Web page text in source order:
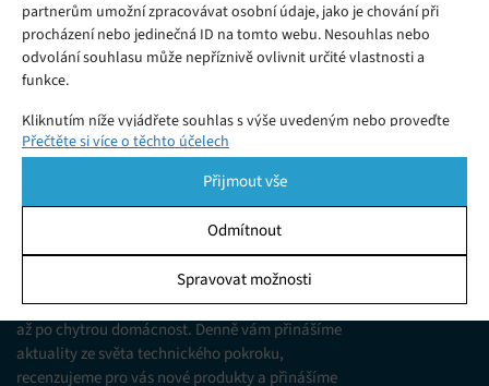
partnerům umožní zpracovávat osobní údaje, jako je chování při
procházení nebo jedinečná ID na tomto webu. Nesouhlas nebo
odvolání souhlasu může nepříznivě ovlivnit určité vlastnosti a
funkce.
Kliknutím níže vyjádřete souhlas s výše uvedeným nebo proveďte
podrobnější rozhodnutí. Vaše volby budou použity pouze na tomto
pomocí přepínačů v Zásadách cookies nebo kliknutím na tlačítko
Spravovat souhlas ve spodní části obrazovky.
Ukládání a/nebo přístup k informacím v zařízení, Porozumění
publiku prostřednictvím statistik nebo kombinací údajů z
různých zdrojů.
Přečtěte si více o těchto účelech
Přijmout vše
Odmítnout
Spravovat možnosti
Jsme web zajímající se o technologické novinky
od mobilních telefonů, přes domácí spotřebiče
až po chytrou domácnost. Denně vám přinášíme
aktuality ze světa technického pokroku,
recenzujeme pro vás nové produkty a přinášíme